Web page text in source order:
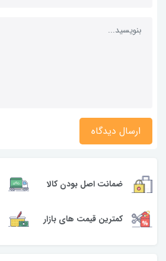
ارسال دیدگاه
ضمانت اصل بودن کالا
کمترین قیمت های بازار